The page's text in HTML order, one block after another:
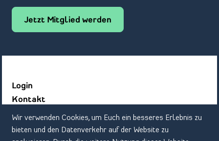
Jetzt Mitglied werden
Login
Kontakt
Datenschutz
Impressum
Wir verwenden Cookies, um Euch ein besseres Erlebnis zu
bieten und den Datenverkehr auf der Website zu